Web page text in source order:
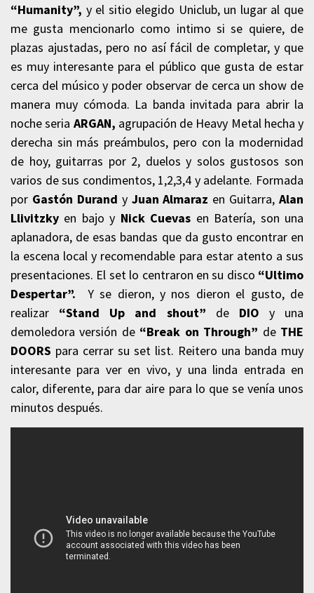
“Humanity”, y el sitio elegido Uniclub, un lugar al que
me gusta mencionarlo como intimo si se quiere, de
plazas ajustadas, pero no así fácil de completar, y que
es muy interesante para el público que gusta de estar
cerca del músico y poder observar de cerca un show de
manera muy cómoda. La banda invitada para abrir la
noche seria ARGAN, agrupación de Heavy Metal hecha y
derecha sin más preámbulos, pero con la modernidad
de hoy, guitarras por 2, duelos y solos gustosos son
varios de sus condimentos, 1,2,3,4 y adelante. Formada
por Gastón Durand y Juan Almaraz en Guitarra, Alan
Llivitzky en bajo y Nick Cuevas en Batería, son una
aplanadora, de esas bandas que da gusto encontrar en
la escena local y recomendable para estar atento a sus
presentaciones. El set lo centraron en su disco “Ultimo
Despertar”. Y se dieron, y nos dieron el gusto, de
realizar “Stand Up and shout” de DIO y una
demoledora versión de “Break on Through” de THE
DOORS para cerrar su set list. Reitero una banda muy
interesante para ver en vivo, y una linda entrada en
calor, diferente, para dar aire para lo que se venía unos
minutos después.